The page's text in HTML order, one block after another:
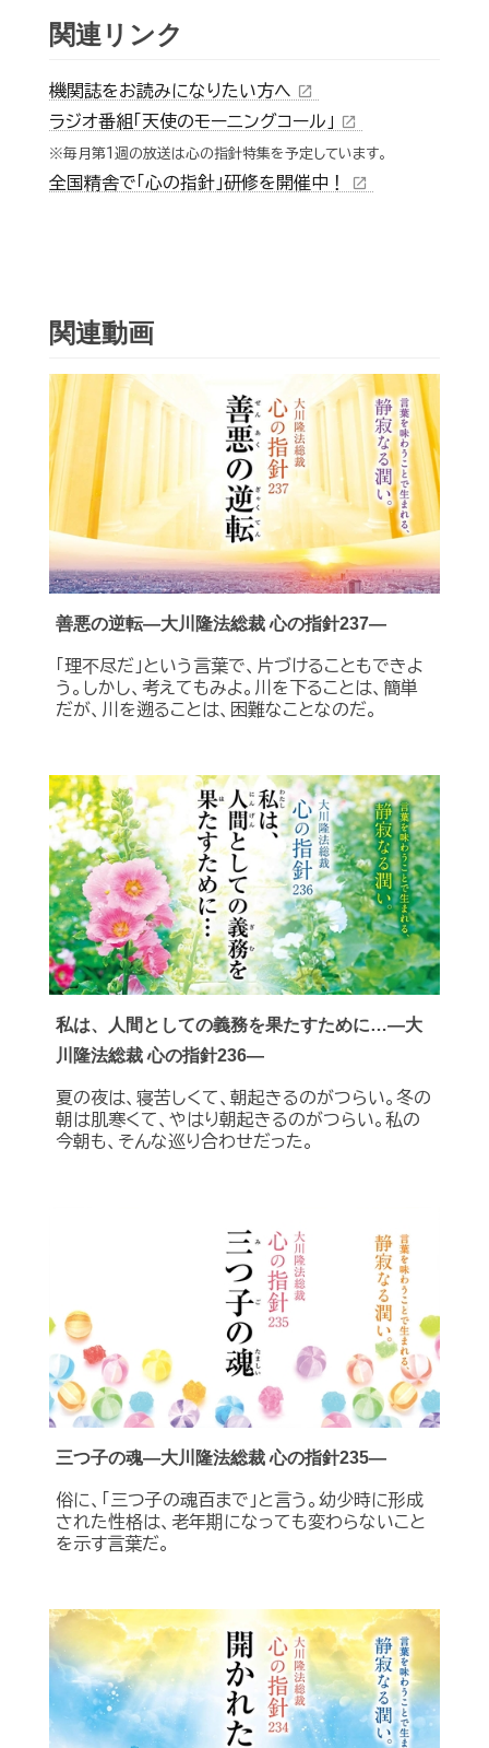
関連リンク
機関誌をお読みになりたい方へ open_in_new
ラジオ番組「天使のモーニングコール」 open_in_new
※毎月第1週の放送は心の指針特集を予定しています。
全国精舎で「心の指針」研修を開催中！ open_in_new
関連動画
善悪の逆転―大川隆法総裁 心の指針237―
「理不尽だ」という言葉で、片づけることもできよ
う。しかし、考えてもみよ。川を下ることは、簡単
だが、川を遡ることは、困難なことなのだ。
私は、人間としての義務を果たすために…―大
川隆法総裁 心の指針236―
夏の夜は、寝苦しくて、朝起きるのがつらい。冬の
朝は肌寒くて、やはり朝起きるのがつらい。私の
今朝も、そんな巡り合わせだった。
三つ子の魂―大川隆法総裁 心の指針235―
俗に、「三つ子の魂百まで」と言う。幼少時に形成
された性格は、老年期になっても変わらないこと
を示す言葉だ。